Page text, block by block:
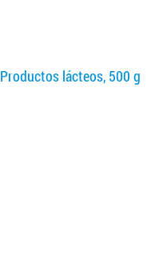
Productos lácteos, 500 g